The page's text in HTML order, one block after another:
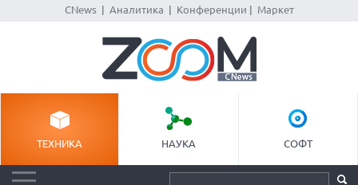
CNews| Аналитика Конференции Маркет
ТЕХНИКА НАУКА СОФТ